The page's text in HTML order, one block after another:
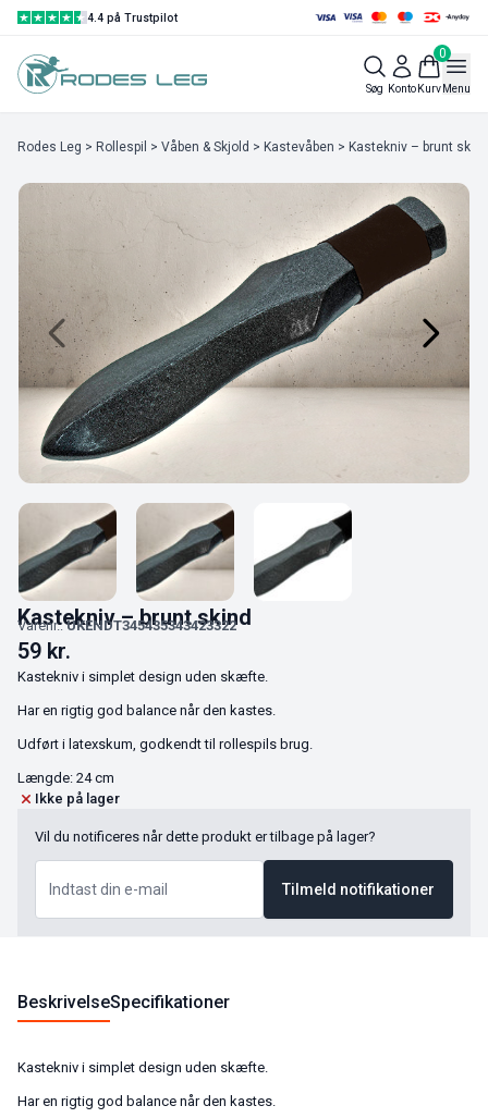
4.4 på Trustpilot
Søg Konto
0
KurvMenu
Rodes Leg > Rollespil > Våben & Skjold > Kastevåben > Kastekniv – brunt skind
Kastekniv – brunt skind
Varenr.:UKENDT345435343423322
59 kr.
Kastekniv i simplet design uden skæfte.
Har en rigtig god balance når den kastes.
Udført i latexskum, godkendt til rollespils brug.
Længde: 24 cm
Ikke på lager
Vil du notificeres når dette produkt er tilbage på lager?
Tilmeld notifikationer
BeskrivelseSpecifikationer
Kastekniv i simplet design uden skæfte.
Har en rigtig god balance når den kastes.